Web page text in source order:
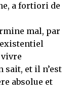
a fortiori de
mal, par
sait, et il n’est
absolue et